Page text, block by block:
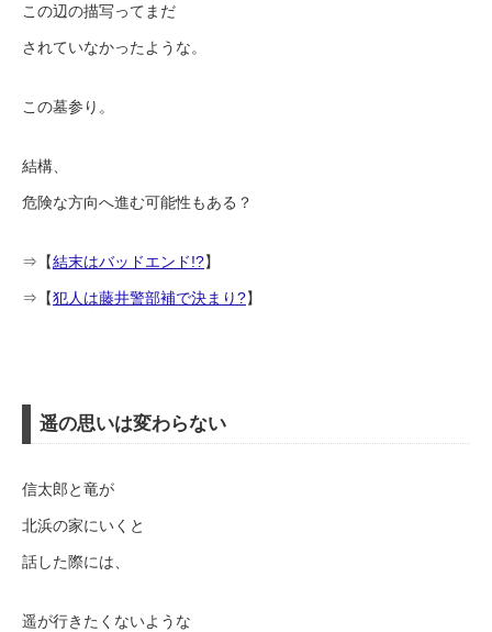
この辺の描写ってまだ
されていなかったような。
この墓参り。
結構、
危険な方向へ進む可能性もある？
⇒【結末はバッドエンド!?】
⇒【犯人は藤井警部補で決まり?】
遥の思いは変わらない
信太郎と竜が
北浜の家にいくと
話した際には、
遥が行きたくないような